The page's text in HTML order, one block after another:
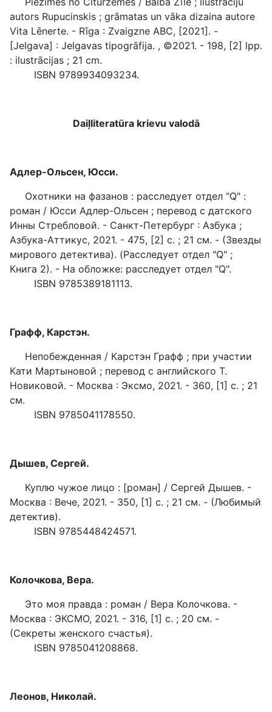
autors Rupucinskis ; grāmatas un vāka dizaina autore
Vita Lēnerte. - Rīga : Zvaigzne ABC, [2021]. -
[Jelgava] : Jelgavas tipogrāfija. , ©2021. - 198, [2] lpp.
: ilustrācijas ; 21 cm.
ISBN 9789934093234.
Daiļliteratūra krievu valodā
Адлер-Ольсен, Юсси.
Охотники на фазанов : расследует отдел "Q" :
роман / Юсси Адлер-Ольсен ; перевод с датского
Инны Стребловой. - Санкт-Петербург : Азбука ;
Азбука-Аттикус, 2021. - 475, [2] c. ; 21 см. - (Звезды
мирового детектива). (Расследует отдел "Q" ;
Книга 2). - На обложке: расследует отдел "Q".
ISBN 9785389181113.
Графф, Карстэн.
Непобежденная / Карстэн Графф ; при участии
Кати Мартыновой ; перевод с английского Т.
Новиковой. - Москва : Эксмо, 2021. - 360, [1] с. ; 21
см.
ISBN 9785041178550.
Дышев, Сергей.
Куплю чужое лицо : [роман] / Сергей Дышев. -
Москва : Вече, 2021. - 350, [1] с. ; 21 см. - (Любимый
детектив).
ISBN 9785448424571.
Колочкова, Вера.
Это моя правда : роман / Вера Колочкова. -
Москва : ЭКСМО, 2021. - 316, [1] с. ; 20 см. -
(Секреты женского счастья).
ISBN 9785041208868.
Леонов, Николай.